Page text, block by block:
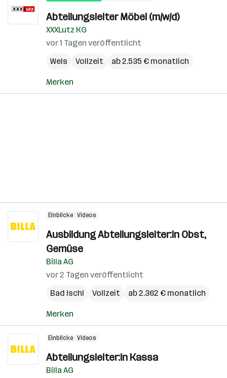
Abteilungsleiter Möbel (m/w/d)
XXXLutz KG
vor 1 Tagen veröffentlicht
Wels
Vollzeit ab 2.535 € monatlich
Merken
Einblicke Videos
Ausbildung Abteilungsleiter:in Obst,
Gemüse
Billa AG
vor 2 Tagen veröffentlicht
Bad Ischl
Vollzeit ab 2.362 € monatlich
Merken
Einblicke Videos
Abteilungsleiter:in Kassa
Billa AG